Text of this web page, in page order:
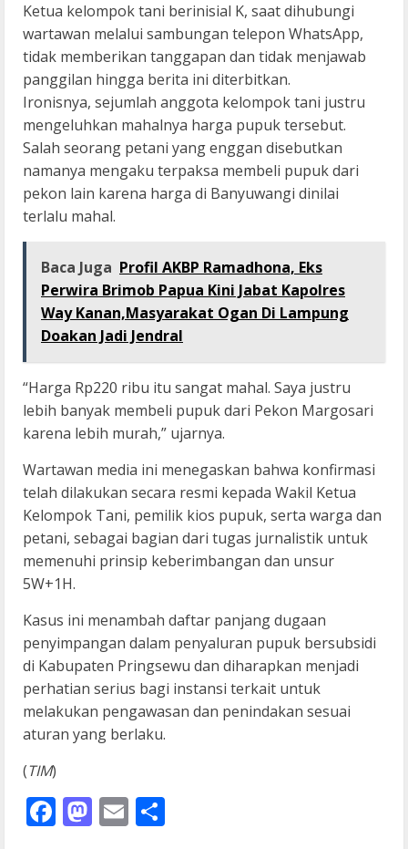
Ketua kelompok tani berinisial K, saat dihubungi
wartawan melalui sambungan telepon WhatsApp,
tidak memberikan tanggapan dan tidak menjawab
panggilan hingga berita ini diterbitkan.
Ironisnya, sejumlah anggota kelompok tani justru
mengeluhkan mahalnya harga pupuk tersebut.
Salah seorang petani yang enggan disebutkan
namanya mengaku terpaksa membeli pupuk dari
pekon lain karena harga di Banyuwangi dinilai
terlalu mahal.
Baca Juga Profil AKBP Ramadhona, Eks
Perwira Brimob Papua Kini Jabat Kapolres
Way Kanan,Masyarakat Ogan Di Lampung
Doakan Jadi Jendral
“Harga Rp220 ribu itu sangat mahal. Saya justru
lebih banyak membeli pupuk dari Pekon Margosari
karena lebih murah,” ujarnya.
Wartawan media ini menegaskan bahwa konfirmasi
telah dilakukan secara resmi kepada Wakil Ketua
Kelompok Tani, pemilik kios pupuk, serta warga dan
petani, sebagai bagian dari tugas jurnalistik untuk
memenuhi prinsip keberimbangan dan unsur
5W+1H.
Kasus ini menambah daftar panjang dugaan
penyimpangan dalam penyaluran pupuk bersubsidi
di Kabupaten Pringsewu dan diharapkan menjadi
perhatian serius bagi instansi terkait untuk
melakukan pengawasan dan penindakan sesuai
aturan yang berlaku.
(TIM)
Facebook
Mastodon
Email